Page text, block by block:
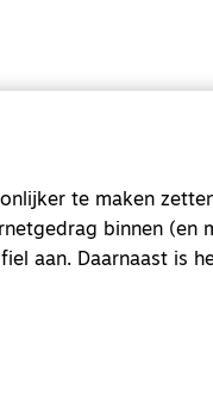
te maken
binnen
aan. Daarnaast is